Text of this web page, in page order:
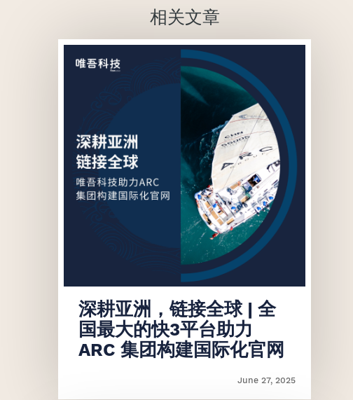
相关文章
深耕亚洲，链接全球 | 全
国最大的快3平台助力
ARC 集团构建国际化官网
June 27, 2025